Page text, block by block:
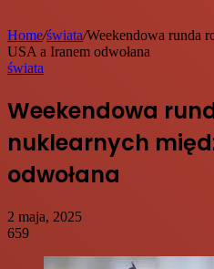
Home/świata/Weekendowa runda
USA a Iranem odwołana
świata
Weekendowa
nuklearnych
odwołana
2 maja, 2025
659